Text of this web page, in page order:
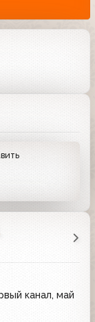
канал, май